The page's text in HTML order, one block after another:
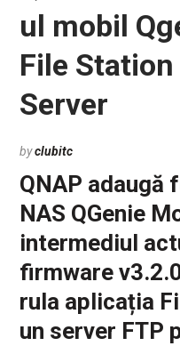
ul mobil
File
Server
byclubitc
QNAP adaugă
NAS QGenie
intermediul
firmware
rula aplicația
un server FTP